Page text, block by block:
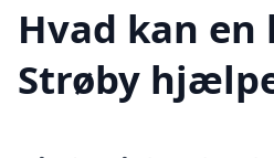
Hvad kan en
Strøby